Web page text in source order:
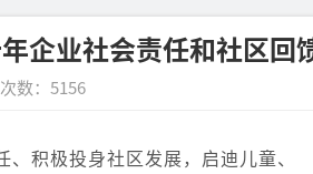
企业社会责任和社区回
数： 5156
积极投身社区发展，启迪儿童、